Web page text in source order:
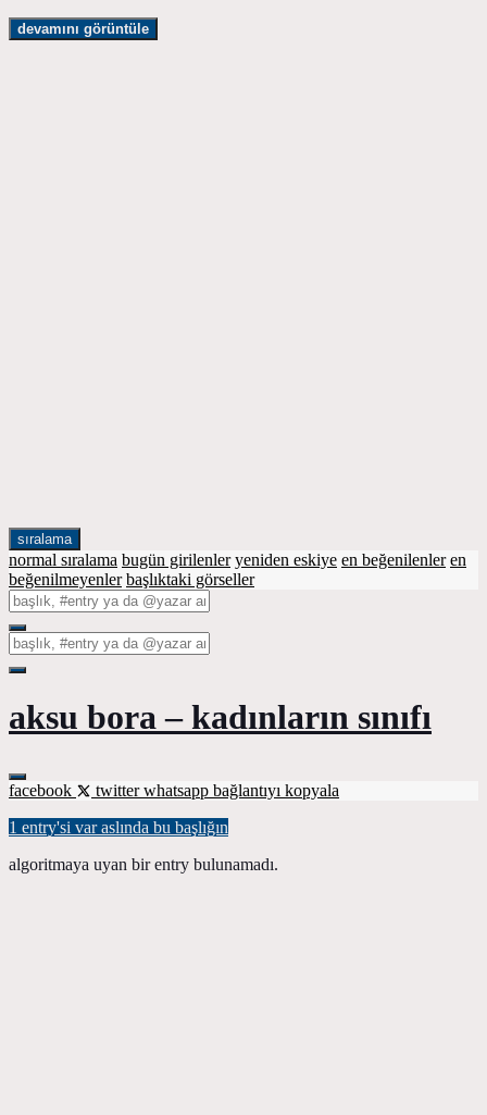
devamını görüntüle
sıralama
normal sıralama bugün girilenler yeniden eskiye en beğenilenler en
beğenilmeyenler başlıktaki görseller
aksu bora – kadınların sınıfı
facebook twitterwhatsapp bağlantıyı kopyala
1 entry'si var aslında bu başlığın
algoritmaya uyan bir entry bulunamadı.